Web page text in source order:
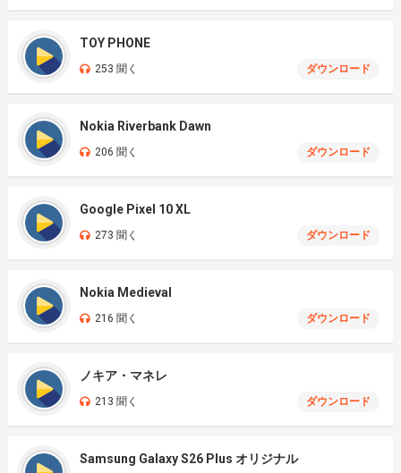
TOY PHONE
253 聞く ダウンロード
Nokia Riverbank Dawn
206 聞く ダウンロード
Google Pixel 10 XL
273 聞く ダウンロード
Nokia Medieval
216 聞く ダウンロード
ノキア・マネレ
213 聞く ダウンロード
Samsung Galaxy S26 Plus オリジナル